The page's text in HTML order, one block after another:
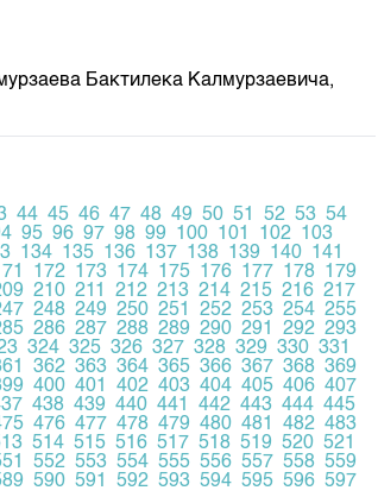
Бактилека Калмурзаевича,
44 45 46 47 48 49 50 51 52 53 54
95 96 97 98 99 100 101 102 103
134 135 136 137 138 139 140 141
172 173 174 175 176 177 178 179
210 211 212 213 214 215 216 217
248 249 250 251 252 253 254 255
286 287 288 289 290 291 292 293
324 325 326 327 328 329 330 331
362 363 364 365 366 367 368 369
400 401 402 403 404 405 406 407
438 439 440 441 442 443 444 445
476 477 478 479 480 481 482 483
514 515 516 517 518 519 520 521
552 553 554 555 556 557 558 559
590 591 592 593 594 595 596 597